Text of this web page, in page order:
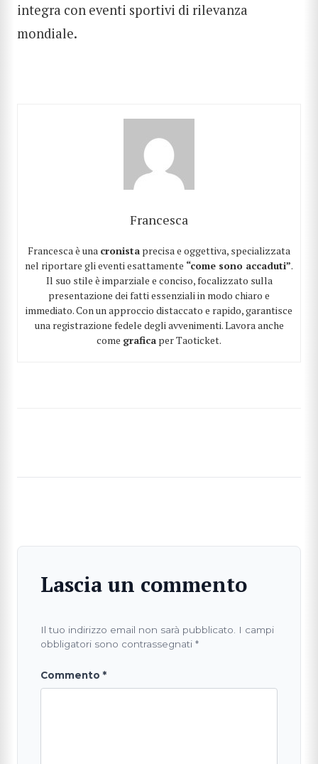
integra con eventi sportivi di rilevanza
mondiale.
Francesca
Francesca è una cronista precisa e oggettiva, specializzata
nel riportare gli eventi esattamente “come sono accaduti”.
Il suo stile è imparziale e conciso, focalizzato sulla
presentazione dei fatti essenziali in modo chiaro e
immediato. Con un approccio distaccato e rapido, garantisce
una registrazione fedele degli avvenimenti. Lavora anche
come grafica per Taoticket.
Lascia un commento
Il tuo indirizzo email non sarà pubblicato.
I campi
obbligatori sono contrassegnati *
Commento *